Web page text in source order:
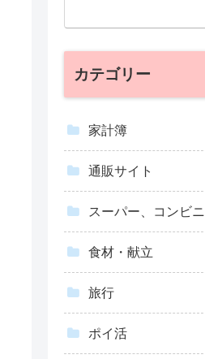
カテゴリー
家計簿
通販サイト
スーパー、コンビニ
食材・献立
旅行
ポイ活